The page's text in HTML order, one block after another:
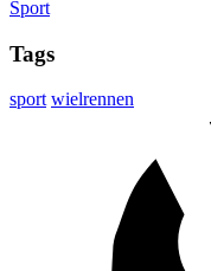
Sport
Tags
sport wielrennen